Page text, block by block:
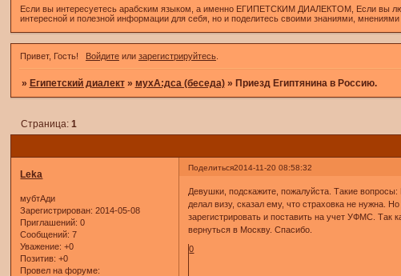
Если вы интересуетесь арабским языком, а именно ЕГИПЕТСКИМ ДИАЛЕКТОМ, Если вы
интересной и полезной информации для себя, но и поделитесь своими знаниями,
Привет, Гость! Войдитеили зарегистрируйтесь.
» Египетский диалект » мухА:дса (беседа) » Приезд Египтянина в Россию.
Страница: 1
Поделиться2014-11-20 08:58:32
Leka
мубтАди
Зарегистрирован: 2014-05-08
Приглашений: 0
Сообщений: 7
Уважение: +0
Позитив: +0
Провел на форуме:
Девушки, подскажите, пожалуйста. Такие вопросы:
делал визу, сказал ему, что страховка не нужна.
зарегистрировать и поставить на учет УФМС. Так
вернуться в Москву. Спасибо.
0